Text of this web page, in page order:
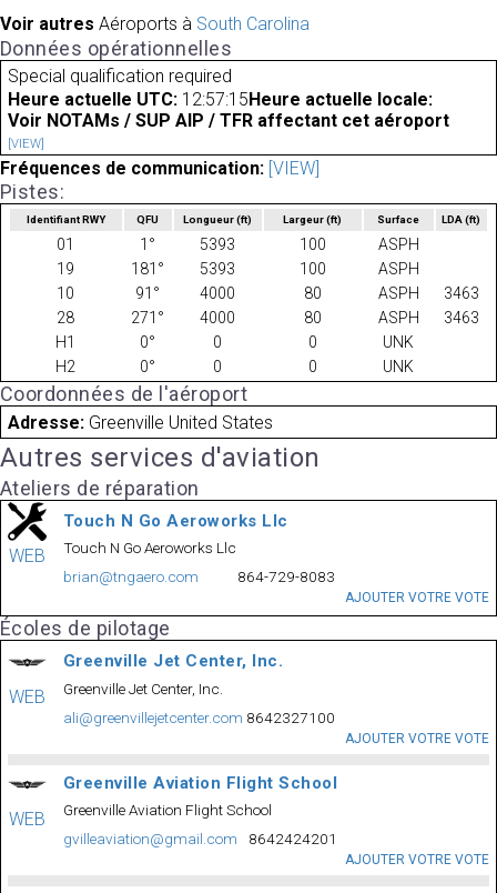
Voir autres Aéroports à South Carolina
Données opérationnelles
Special qualification required
Heure actuelle UTC: 12:57:15 Heure actuelle locale:
Voir NOTAMs / SUP AIP / TFR affectant cet aéroport
[VIEW]
Fréquences de communication: [VIEW]
Pistes:
Identifiant RWY QFU Longueur(ft) Largeur(ft) Surface LDA(ft)
01 1° 5393 100
ASPH
19
181° 5393 100
ASPH
10
91° 4000 80 ASPH
3463
28
271° 4000 80 ASPH
3463
H1
0° 0 0
UNK
H2
0° 0 0 UNK
Coordonnées de l'aéroport
Adresse: Greenville United States
Autres services d'aviation
Ateliers de réparation
WEB
Touch N Go Aeroworks Llc
Touch N Go Aeroworks Llc
brian@tngaero.com
864-729-8083
AJOUTER VOTRE VOTE
Écoles de pilotage
WEB
Greenville Jet Center, Inc.
Greenville Jet Center, Inc.
ali@greenvillejetcenter.com 8642327100
AJOUTER VOTRE VOTE
WEB
Greenville Aviation Flight School
Greenville Aviation Flight School
gvilleaviation@gmail.com
8642424201
AJOUTER VOTRE VOTE